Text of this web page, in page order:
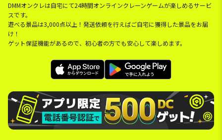
DMMオンクレは自宅にて24時間オンラインクレーンゲームが楽しめるサービ
スです。
遊べる景品は3,000点以上！発送依頼を行えばご自宅に獲得した景品をお届
け！
ゲット保証機能があるので、初心者の方でも安心して楽しめます。